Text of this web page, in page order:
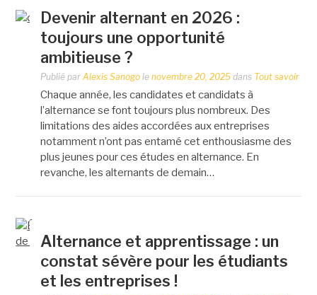
Devenir alternant en 2026 :
toujours une opportunité
ambitieuse ?
Publié parAlexis Sanogo lenovembre 20, 2025 dans Tout savoir
Chaque année, les candidates et candidats à
l’alternance se font toujours plus nombreux. Des
limitations des aides accordées aux entreprises
notamment n’ont pas entamé cet enthousiasme des
plus jeunes pour ces études en alternance. En
revanche, les alternants de demain…
Alternance et apprentissage : un
constat sévère pour les étudiants
et les entreprises !